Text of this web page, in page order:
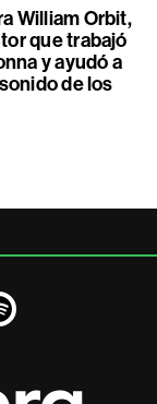
William Orbit,
que trabajó
y ayudó a
de los